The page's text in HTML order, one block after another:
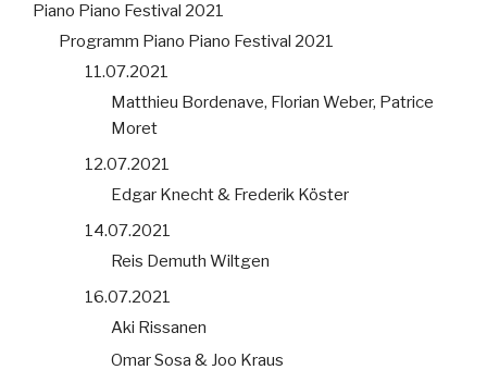
Piano Piano Festival 2021
Programm Piano Piano Festival 2021
11.07.2021
Matthieu Bordenave, Florian Weber, Patrice
Moret
12.07.2021
Edgar Knecht & Frederik Köster
14.07.2021
Reis Demuth Wiltgen
16.07.2021
Aki Rissanen
Omar Sosa & Joo Kraus